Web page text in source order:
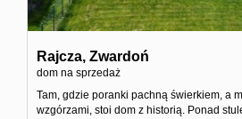
Rajcza, Zwardoń
dom na sprzedaż
Tam, gdzie poranki pachną świerkiem, a
wzgórzami, stoi dom z historią. Ponad